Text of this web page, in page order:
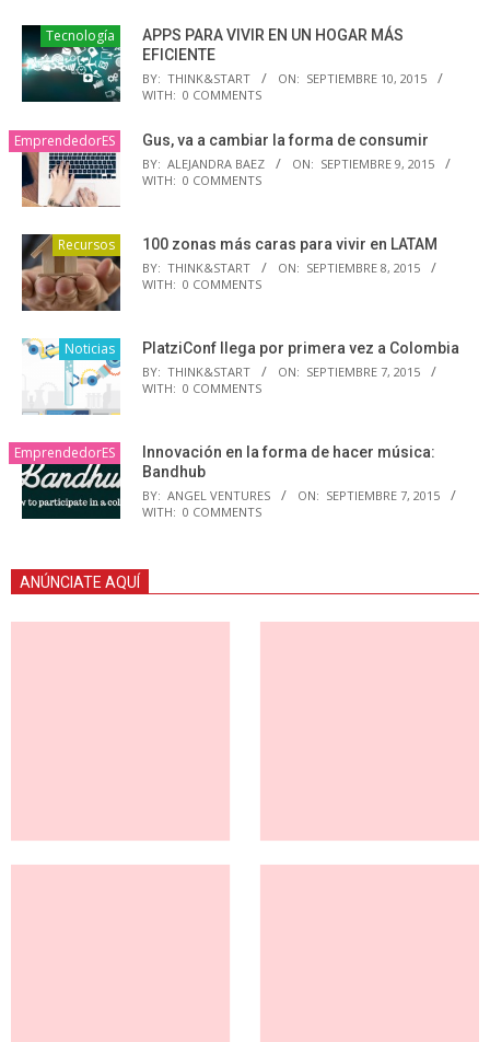
Tecnología
APPS PARA VIVIR EN UN HOGAR MÁS
EFICIENTE
BY: THINK&START ON: SEPTIEMBRE 10, 2015
WITH: 0 COMMENTS
EmprendedorES Gus, va a cambiar la forma de consumir
BY: ALEJANDRA BAEZ ON: SEPTIEMBRE 9, 2015
WITH: 0 COMMENTS
Recursos 100 zonas más caras para vivir en LATAM
BY: THINK&START ON: SEPTIEMBRE 8, 2015
WITH: 0 COMMENTS
Noticias PlatziConf llega por primera vez a Colombia
BY: THINK&START ON: SEPTIEMBRE 7, 2015
WITH: 0 COMMENTS
EmprendedorES
Innovación en la forma de hacer música:
Bandhub
BY: ANGEL VENTURES ON: SEPTIEMBRE 7, 2015
WITH: 0 COMMENTS
ANÚNCIATE AQUÍ